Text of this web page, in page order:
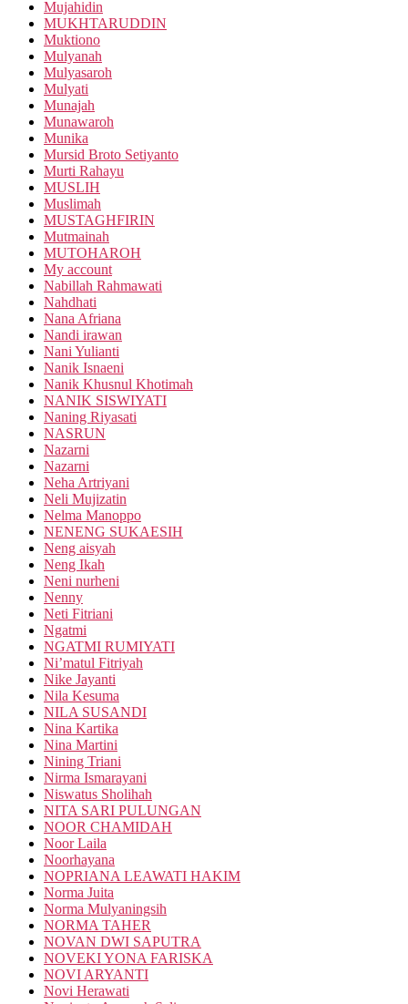
Mujahidin
MUKHTARUDDIN
Muktiono
Mulyanah
Mulyasaroh
Mulyati
Munajah
Munawaroh
Munika
Mursid Broto Setiyanto
Murti Rahayu
MUSLIH
Muslimah
MUSTAGHFIRIN
Mutmainah
MUTOHAROH
My account
Nabillah Rahmawati
Nahdhati
Nana Afriana
Nandi irawan
Nani Yulianti
Nanik Isnaeni
Nanik Khusnul Khotimah
NANIK SISWIYATI
Naning Riyasati
NASRUN
Nazarni
Nazarni
Neha Artriyani
Neli Mujizatin
Nelma Manoppo
NENENG SUKAESIH
Neng aisyah
Neng Ikah
Neni nurheni
Nenny
Neti Fitriani
Ngatmi
NGATMI RUMIYATI
Ni’matul Fitriyah
Nike Jayanti
Nila Kesuma
NILA SUSANDI
Nina Kartika
Nina Martini
Nining Triani
Nirma Ismarayani
Niswatus Sholihah
NITA SARI PULUNGAN
NOOR CHAMIDAH
Noor Laila
Noorhayana
NOPRIANA LEAWATI HAKIM
Norma Juita
Norma Mulyaningsih
NORMA TAHER
NOVAN DWI SAPUTRA
NOVEKI YONA FARISKA
NOVI ARYANTI
Novi Herawati